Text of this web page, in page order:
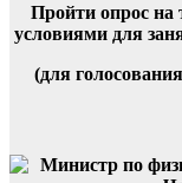
Пройти опрос на
условиями для
(для